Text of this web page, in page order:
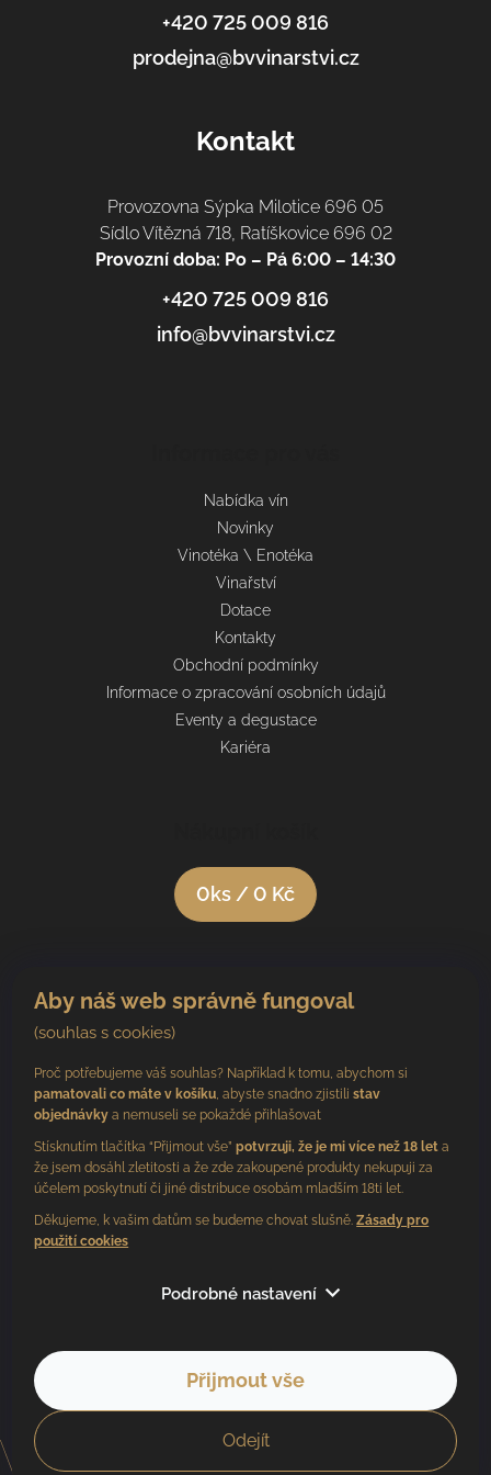
Aby náš web správně fungoval
(souhlas s cookies)
Proč potřebujeme váš souhlas? Například k tomu, abychom si
pamatovali co máte v košíku, abyste snadno zjistilistav
objednávky a nemuseli se pokaždé přihlašovat
Stísknutím tlačítka “Přijmout vše”potvrzuji, že je mi více než 18 let a
že jsem dosáhl zletitosti a že zde zakoupené produkty nekupuji za
účelem poskytnutí či jiné distribuce osobám mladším 18ti let.
Děkujeme, k vašim datům se budeme chovat slušně.Zásady pro
použití cookies
Podrobné nastavení
Odejít
Přijmout vše
+420 725 009 816
prodejna@bvvinarstvi.cz
Kontakt
Provozovna Sýpka Milotice 696 05
Sídlo Vítězná 718, Ratíškovice 696 02
Provozní doba: Po – Pá 6:00 – 14:30
+420 725 009 816
info@bvvinarstvi.cz
Nabídka vín
Novinky
Vinotéka \ Enotéka
Vinařství
Dotace
Kontakty
Obchodní podmínky
Informace o zpracování osobních údajů
Eventy a degustace
Kariéra
0ks /0 Kč
Sledujte nás
BV vinařství. Všechna práva vyhrazena.